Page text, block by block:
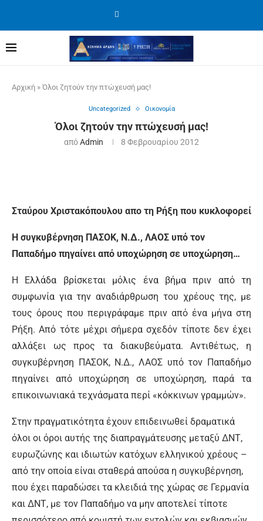
Αρχική » Όλοι ζητούν την πτώχευσή μας!
Uncategorized Οικονομία
Όλοι ζητούν την πτώχευσή μας!
απόAdmin 8 Φεβρουαρίου 2012
Σταύρου Χριστακόπουλου απο τη Ρήξη που κυκλοφορεί
Η συγκυβέρνηση ΠΑΣΟΚ, Ν.Δ., ΛΑΟΣ υπό τον
Παπαδήμο πηγαίνει από υποχώρηση σε υποχώρηση…
Η Ελλάδα βρίσκεται μόλις ένα βήμα πριν από τη
συμφωνία για την αναδιάρθρωση του χρέους της, με
τους όρους που περιγράφαμε πριν από ένα μήνα στη
Ρήξη. Από τότε μέχρι σήμερα σχεδόν τίποτε δεν έχει
αλλάξει ως προς τα διακυβεύματα. Αντιθέτως, η
συγκυβέρνηση ΠΑΣΟΚ, Ν.Δ., ΛΑΟΣ υπό τον Παπαδήμο
πηγαίνει από υποχώρηση σε υποχώρηση, παρά τα
επικοινωνιακά τεχνάσματα περί «κόκκινων γραμμών».
Στην πραγματικότητα έχουν επιδεινωθεί δραματικά
όλοι οι όροι αυτής της διαπραγμάτευσης μεταξύ ΔΝΤ,
ευρωζώνης και ιδιωτών κατόχων ελληνικού χρέους –
από την οποία είναι σταθερά απούσα η συγκυβέρνηση,
που έχει παραδώσει τα κλειδιά της χώρας σε Γερμανία
και ΔΝΤ, με τον Παπαδήμο να μην αποτελεί τίποτε